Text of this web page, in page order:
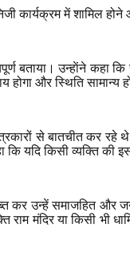
कार्यक्रम में शामिल
बताया। उन्हाेंने
और स्थिति सामान्य
से बातचीत कर
कि यदि किसी व्यक्ति की
कर उन्हें समाजहित और
राम मंदिर या किसी